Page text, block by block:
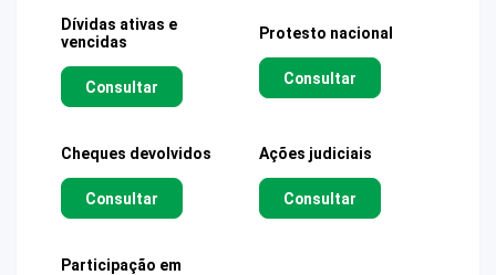
Dívidas ativas e
vencidas
Consultar
Protesto nacional
Consultar
Cheques devolvidos
Consultar
Ações judiciais
Consultar
Participação em